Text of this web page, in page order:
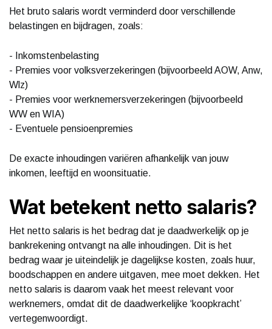
Het bruto salaris wordt verminderd door verschillende
belastingen en bijdragen, zoals:
- Inkomstenbelasting
- Premies voor volksverzekeringen (bijvoorbeeld AOW, Anw,
Wlz)
- Premies voor werknemersverzekeringen (bijvoorbeeld
WW en WIA)
- Eventuele pensioenpremies
De exacte inhoudingen variëren afhankelijk van jouw
inkomen, leeftijd en woonsituatie.
Wat betekent netto salaris?
Het netto salaris is het bedrag dat je daadwerkelijk op je
bankrekening ontvangt na alle inhoudingen. Dit is het
bedrag waar je uiteindelijk je dagelijkse kosten, zoals huur,
boodschappen en andere uitgaven, mee moet dekken. Het
netto salaris is daarom vaak het meest relevant voor
werknemers, omdat dit de daadwerkelijke ‘koopkracht’
vertegenwoordigt.